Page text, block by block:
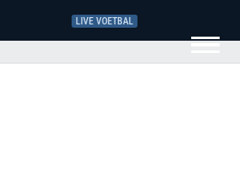
LIVE VOETBAL